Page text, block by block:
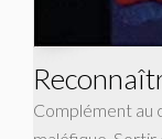
Complément au